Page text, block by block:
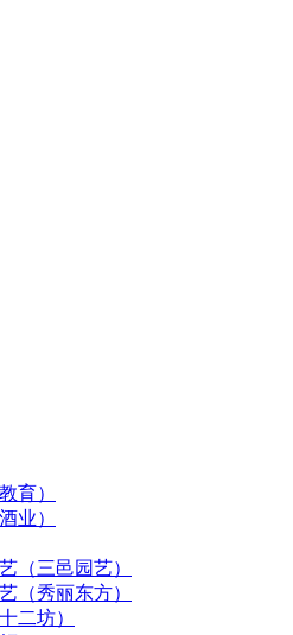
育）
业）
（三邑园艺）
（秀丽东方）
二坊）